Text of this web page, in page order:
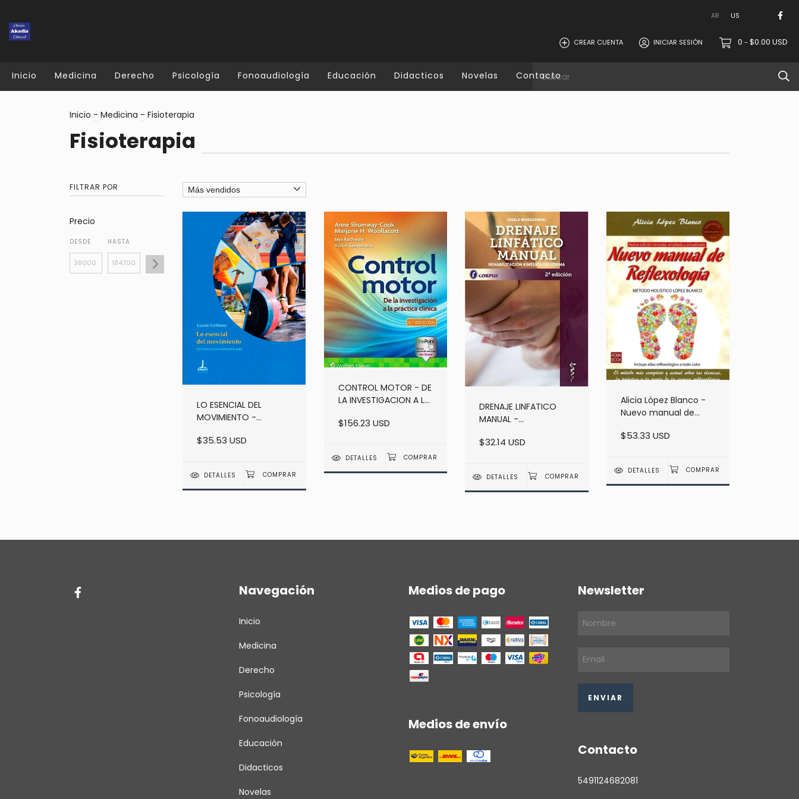
AR US
CREAR CUENTA INICIAR SESIÓN 0 - $0.00 USD
Inicio Medicina Derecho Psicología Fonoaudiología Educación Didacticos Novelas Contacto
Inicio - Medicina - Fisioterapia
Fisioterapia
FILTRAR POR
Precio
DESDE HASTA
LO ESENCIAL DEL
MOVIMIENTO -
SIMPLIFICADA - LUCAS
$35.53 USD
DETALLES
CONTROL MOTOR - DE
LA INVESTIGACION A LA
6TA ED - SHUMWAY-
$156.23 USD
DETALLES
DRENAJE LINFATICO
MANUAL -
KINESICA DEL EDEMA
WARSZAWSKI
$32.14 USD
DETALLES
Alicia López Blanco -
Nuevo manual de
holístico Editorial Robin
$53.33 USD
DETALLES
Navegación
Inicio
Medicina
Derecho
Psicología
Fonoaudiología
Educación
Didacticos
Novelas
Medios de pago
Medios de envío
Newsletter
Contacto
5491124682081